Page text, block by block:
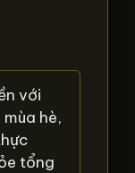
với
hè,
tổng